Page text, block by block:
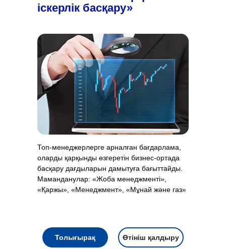
іскерлік басқару»
Топ-менеджерлерге арналған бағдарлама,
оларды қарқынды өзгеретін бизнес-ортада
басқару дағдыларын дамытуға бағыттайды.
Маманданулар: «Жоба менеджменті»,
«Қаржы», «Менеджмент», «Мұнай және газ»
Толығырақ Өтініш қалдыру